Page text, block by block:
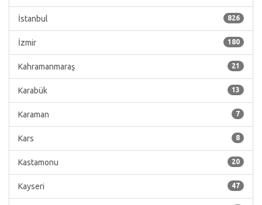
826
İstanbul
180
İzmir
21
Kahramanmaraş
13
Karabük
7
Karaman
8
Kars
20
Kastamonu
47
Kayseri